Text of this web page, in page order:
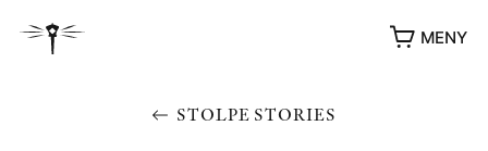
MENY
STOLPE STORIES